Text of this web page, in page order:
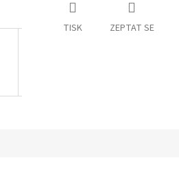
TISK ZEPTAT SE